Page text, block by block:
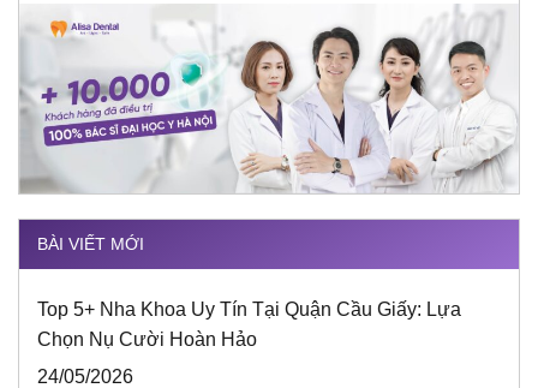
BÀI VIẾT MỚI
Top 5+ Nha Khoa Uy Tín Tại Quận Cầu Giấy: Lựa
Chọn Nụ Cười Hoàn Hảo
24/05/2026